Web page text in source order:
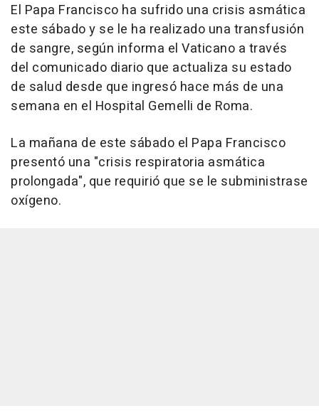
El Papa Francisco ha sufrido una crisis asmática
este sábado y se le ha realizado una transfusión
de sangre, según informa el Vaticano a través
del comunicado diario que actualiza su estado
de salud desde que ingresó hace más de una
semana en el Hospital Gemelli de Roma.
La mañana de este sábado el Papa Francisco
presentó una "crisis respiratoria asmática
prolongada", que requirió que se le subministrase
oxígeno.